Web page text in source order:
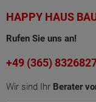
HAPPY HAUS
Rufen Sie uns an!
+49 (365)
Wir sind Ihr Berater